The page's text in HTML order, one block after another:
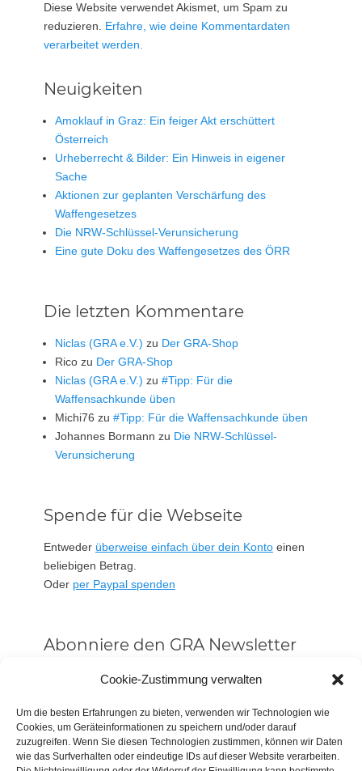
Cookie-Zustimmung verwalten
Um die besten Erfahrungen zu bieten, verwenden wir Technologien wie
Cookies, um Geräteinformationen zu speichern und/oder darauf
zuzugreifen. Wenn Sie diesen Technologien zustimmen, können wir Daten
wie das Surfverhalten oder eindeutige IDs auf dieser Website verarbeiten.
Diese Website verwendet Akismet, um Spam zu
reduzieren. Erfahre, wie deine Kommentardaten
verarbeitet werden.
Neuigkeiten
Amoklauf in Graz: Ein feiger Akt erschüttert
Österreich
Urheberrecht & Bilder: Ein Hinweis in eigener
Sache
Aktionen zur geplanten Verschärfung des
Waffengesetzes
Die NRW-Schlüssel-Verunsicherung
Eine gute Doku des Waffengesetzes des ÖRR
Die letzten Kommentare
Niclas (GRA e.V.) zu Der GRA-Shop
Rico zu Der GRA-Shop
Niclas (GRA e.V.) zu #Tipp: Für die
Waffensachkunde üben
Michi76 zu #Tipp: Für die Waffensachkunde üben
Johannes Bormann zu Die NRW-Schlüssel-
Verunsicherung
Spende für die Webseite
Entweder überweise einfach über dein Konto einen
beliebigen Betrag.
Oder per Paypal spenden
Abonniere den GRA Newsletter
Vorname oder ganzer Name
Email